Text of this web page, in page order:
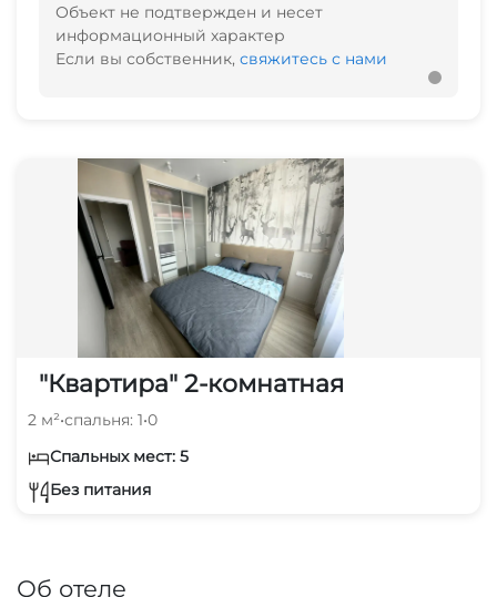
Объект не подтвержден и несет
информационный характер
Если вы собственник, свяжитесь с нами
"Квартира" 2-комнатная
2 м²•спальня: 1•0
Спальных мест: 5
Без питания
Об отеле